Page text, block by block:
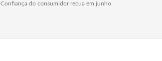
Confiança do consumidor recua em junho